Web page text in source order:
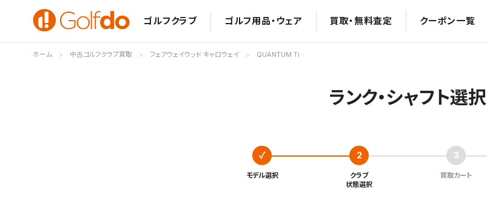
ゴルフクラブ ゴルフ用品・ウェア 買取・無料査定 クーポン一覧
ホーム 中古ゴルフクラブ買取 フェアウェイウッド キャロウェイ QUANTUM Ti
ランク・シャフト選択
モデル選択
クラブ
状態選択
買取カート